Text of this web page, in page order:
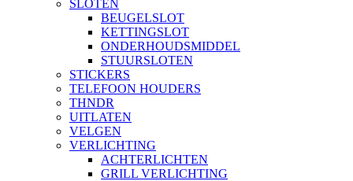
SLOTEN
BEUGELSLOT
KETTINGSLOT
ONDERHOUDSMIDDEL
STUURSLOTEN
STICKERS
TELEFOON HOUDERS
THNDR
UITLATEN
VELGEN
VERLICHTING
ACHTERLICHTEN
GRILL VERLICHTING